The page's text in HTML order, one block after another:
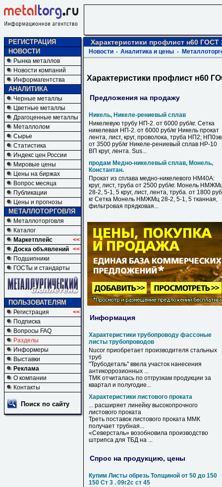
РЕГИСТРАЦИЯ
НОВОСТИ
Рынка металлов
Новости компаний
Информагентства
АНАЛИТИКА
Черные металлы
Цветные металлы
Драгоценные металлы
Металлолом
Сырье
Статистика
Индекс цен России
Мировые цены
Цены на биржах
Вопрос месяца
Публикации
Цены и прогнозы
МЕТАЛЛОТОРГОВЛЯ
Металлоторговля
Каталог
Маркетплейс
<<
Доска объявлений <<
Подшипники
ГОСТы и стандарты
ПОЛЬЗОВАТЕЛЯМ
Регистрация
<<
Подписка
Вопросы FAQ
Разделы
Информеры
Выставки
Реклама
О компании
Контакты
Поиск по сайту
Характеристики профлист н60 ГОСТ
Новости Аналитика и цены
Характеристики профлист н60
Предложения на продажу
Никель, Никеле-рениевый сплав
Никелевую трубу НП-2. от 6000 руб/кг. Сетка
никелевая НП-2. от 6000 руб/кг Никель прокат
лента, лист, круг, проволока, труба НП2;
от 3500 руб/кг Никеле-рениевый сплав НР-10
ВП круг, лента. Sus...
продам Медно-никелевый сплав, Монель,
Константан.
Прокат из сплава медно-никелевого НМ40А:
круг, лист, труба от 2500 руб/кг. Монель
28-2, 5-1, 5 круг, лист, лента, труба. от 1800
кг Сетка Монель НМЖМц 28-2, 5-1, 5 тканная,
фильтровая прядковая...
Информация
Характеристики трубопроводу фассоные
листы трубопроводов
Nucor приобретает производителя стальных
труб
"Трубодеталь" ввела участок нанесения
антикоррозионных ...
ТМК отчиталась по отгрузкам продукции за
квартал и полугодие...
Характеристики листового проката
... расширяет линейку высокопрочного
листового проката
Треть поставок листового проката ММК
получает трубная...
«Северсталь» возобновила производство
штрипса для ТБД на ...
Спрос на продукцию, цены
Купим Листы обрезь Толщиной от 50 до 150
150 Ст 3 . 09г2с ст 45